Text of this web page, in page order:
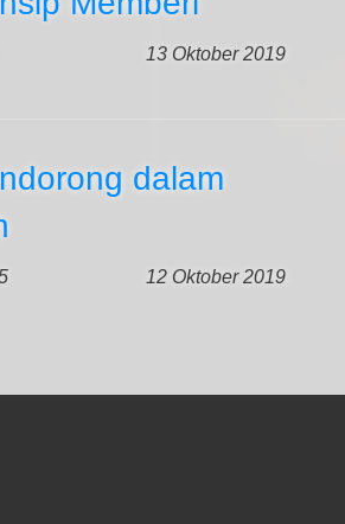
13 Oktober 2019
dalam
12 Oktober 2019